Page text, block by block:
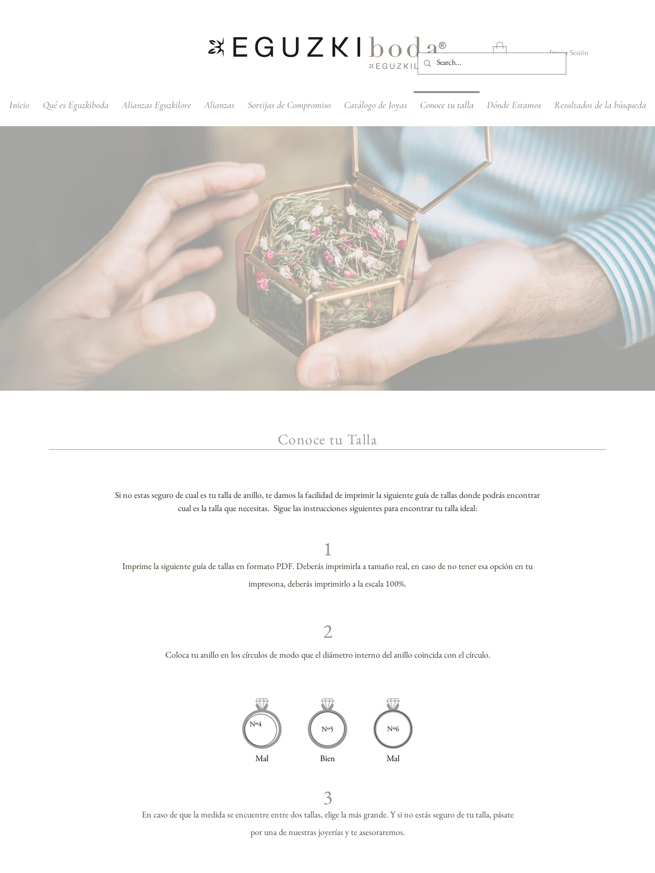
Iniciar Sesión
Inicio Qué es Eguzkiboda Alianzas Eguzkilore Alianzas Sortijas de Compromiso Catálogo de Joyas Conoce tu talla Dónde Estamos Resultados de la búsqueda
Conoce tu Talla
Si no estas seguro de cual es tu talla de anillo, te damos la facilidad de imprimir la siguiente guía de tallas donde podrás encontrar
cual es la talla que necesitas. Sigue las instrucciones siguientes para encontrar tu talla ideal:
1
Imprime la siguiente guía de tallas en formato PDF. Deberás imprimirla a tamaño real, en caso de no tener esa opción en tu
impresona, deberás imprimirlo a la escala 100%.
2
Coloca tu anillo en los círculos de modo que el diámetro interno del anillo coincida con el círculo.
3
En caso de que la medida se encuentre entre dos tallas, elige la más grande. Y si no estás seguro de tu talla, pásate
por una de nuestras joyerías y te asesoraremos.